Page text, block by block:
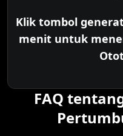
Klik tombol
menit untuk
FAQ